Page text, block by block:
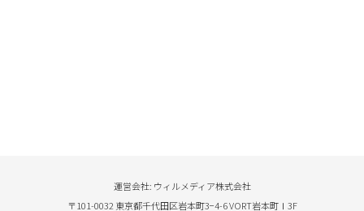
運営会社: ウィルメディア株式会社
〒101-0032 東京都千代田区岩本町3−4-6 VORT岩本町Ⅰ3F